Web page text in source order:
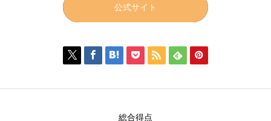
公式サイト
      
総合得点